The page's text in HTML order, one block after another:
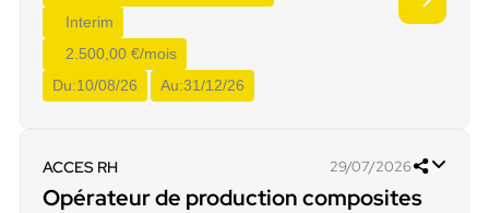
Interim
2.500,00 €/mois
Du:10/08/26 Au:31/12/26
ACCES RH 29/07/2026
Opérateur de production composites